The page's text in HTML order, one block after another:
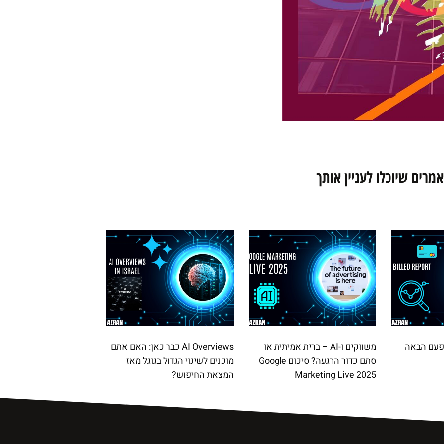
שיוכלו לעניין אותך
הבאה
משווקים ו-AI – ברית אמיתית או
סתם כדור הרגעה? סיכום Google
Marketing Live 2025
AI Overviews כבר כאן: האם אתם
מוכנים לשינוי הגדול בגוגל מאז
המצאת החיפוש?